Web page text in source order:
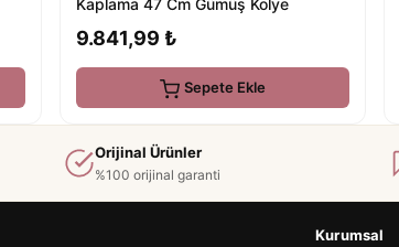
Kaplama 47 Cm Gümüş Kolye
9.841,99 ₺
Sepete Ekle
Orijinal Ürünler
%100 orijinal garanti
Kurumsal